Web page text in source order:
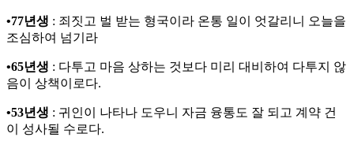
•77년생 : 죄짓고 벌 받는 형국이라 온통 일이 엇갈리니 오늘을
조심하여 넘기라
•65년생 : 다투고 마음 상하는 것보다 미리 대비하여 다투지 않
음이 상책이로다.
•53년생 : 귀인이 나타나 도우니 자금 융통도 잘 되고 계약 건
이 성사될 수로다.